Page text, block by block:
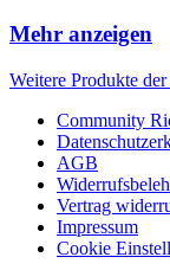
Mehr anzeigen
Weitere Produkte
Community
AGB
Vertrag
Impressum
Cookie